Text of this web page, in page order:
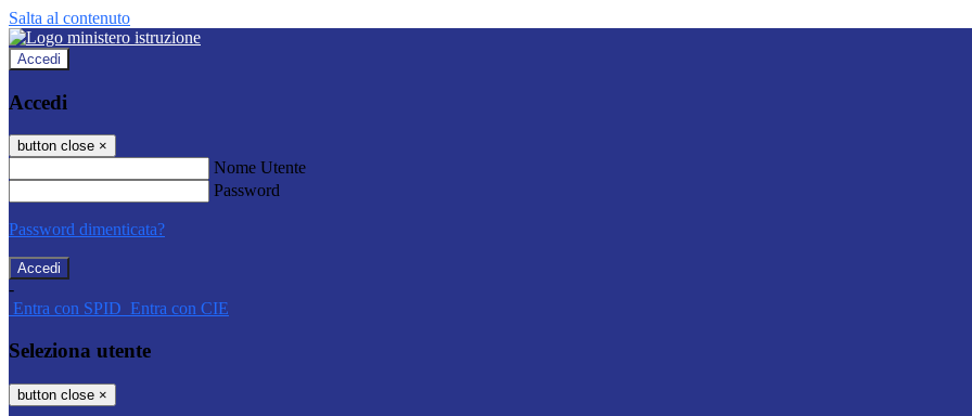
Salta al contenuto
Accedi
Accedi
button close ×
Nome Utente
Password
Password dimenticata?
-
Entra con SPID Entra con CIE
Seleziona utente
button close ×